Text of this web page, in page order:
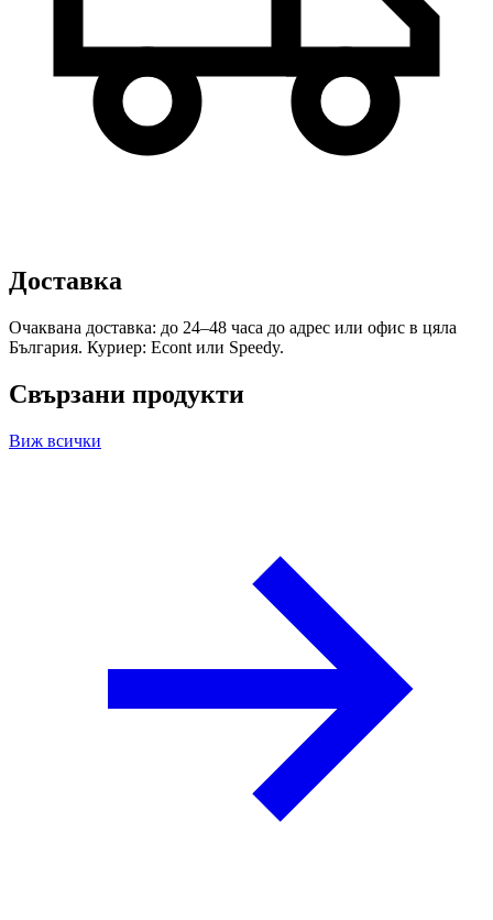
Доставка
Очаквана доставка: до 24–48 часа до адрес или офис в цяла
България. Куриер: Econt или Speedy.
Свързани продукти
Виж всички